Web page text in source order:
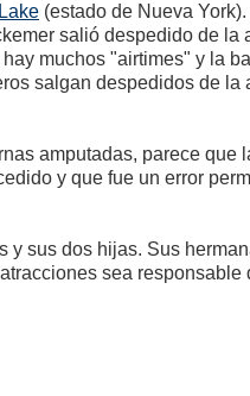
(estado de Nueva
salió despedido de la
muchos "airtimes" y la
salgan despedidos de la
amputadas, parece que
y que fue un error
y sus dos hijas. Sus
sea responsable